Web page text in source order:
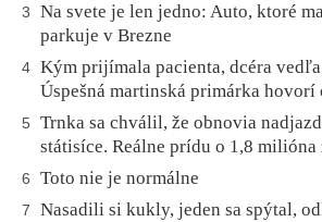
3
Na svete je len jedno: Auto, ktoré
parkuje v Brezne
4 Kým prijímala pacienta, dcéra
Úspešná martinská primárka hovorí
5
Trnka sa chválil, že obnovia
státisíce. Reálne prídu o 1,8
6 Toto nie je normálne
7
Nasadili si kukly, jeden sa spýtal,